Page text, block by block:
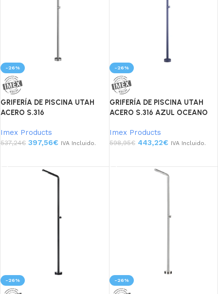
-26%
GRIFERÍA DE PISCINA UTAH
ACERO S.316
Imex Products
537,24€ 397,56€ IVA Incluido.
-26%
GRIFERÍA DE PISCINA UTAH
ACERO S.316 AZUL OCEANO
Imex Products
598,95€ 443,22€ IVA Incluido.
-26% -26%